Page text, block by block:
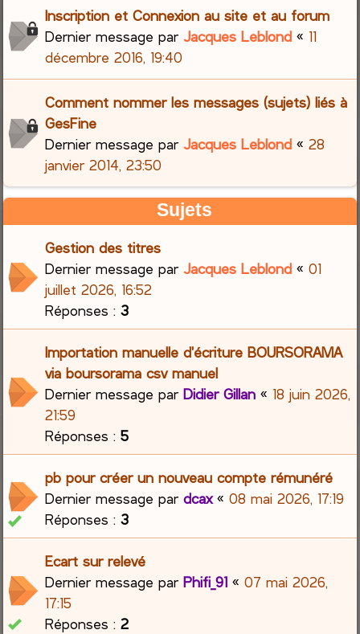
Inscription et Connexion au site et au forum
Dernier message parJacques Leblond « 11
décembre 2016, 19:40
Comment nommer les messages (sujets) liés à
GesFine
Dernier message parJacques Leblond «28
janvier 2014, 23:50
Sujets
Gestion des titres
Dernier message parJacques Leblond «01
juillet 2026, 16:52
Réponses :3
Importation manuelle d'écriture BOURSORAMA
via boursorama csv manuel
Dernier message parDidier Gillan « 18 juin 2026,
21:59
Réponses :5
pb pour créer un nouveau compte rémunéré
Dernier message pardcax«08 mai 2026, 17:19
Réponses :3
Ecart sur relevé
Dernier message parPhifi_91 «07 mai 2026,
17:15
Réponses :2